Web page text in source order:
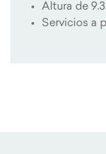
Altura de
Servicios a